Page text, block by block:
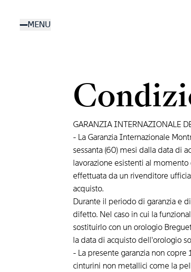
contenutoMENU
GARANZIA INTERNAZIONALE
- La Garanzia Internazionale
sessanta (60) mesi dalla data di
lavorazione esistenti al
effettuata da un rivenditore
acquisto.
Durante il periodo di garanzia e
difetto. Nel caso in cui la
sostituirlo con un orologio
la data di acquisto dell'orologio
- La presente garanzia non
cinturini non metallici come la